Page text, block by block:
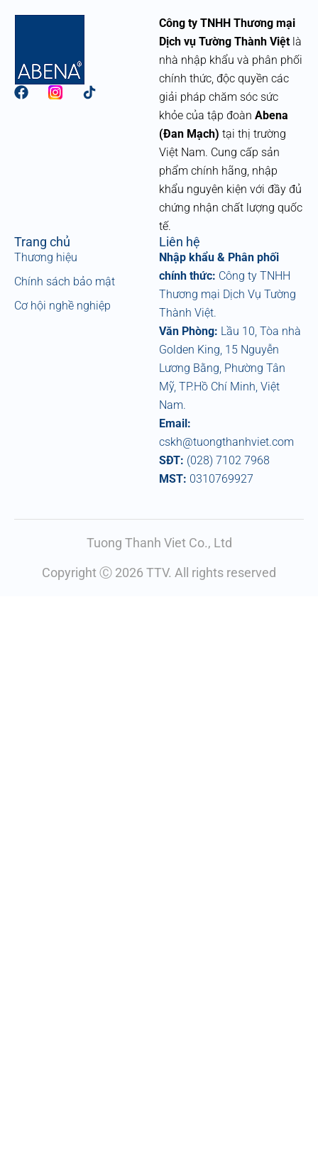
F
Công ty TNHH Thương mại
Dịch vụ Tường Thành Việtlà
nhà nhập khẩu và phân phối
chính thức, độc quyền các
giải pháp chăm sóc sức
khỏe của tập đoàn Abena
(Đan Mạch) tại thị trường
Việt Nam. Cung cấp sản
phẩm chính hãng, nhập
khẩu nguyên kiện với đầy đủ
chứng nhận chất lượng quốc
tế.
Trang chủ
Thương hiệu
Chính sách bảo mật
Cơ hội nghề nghiệp
Liên hệ
Nhập khẩu & Phân phối
chính thức: Công ty TNHH
Thương mại Dịch Vụ Tường
Thành Việt.
Văn Phòng: Lầu 10, Tòa nhà
Golden King, 15 Nguyễn
Lương Bằng, Phường Tân
Mỹ, TP.Hồ Chí Minh, Việt
Nam.
Email:
cskh@tuongthanhviet.com
SĐT: (028) 7102 7968
MST: 0310769927
Tuong Thanh Viet Co., Ltd
Copyright Ⓒ 2026 TTV. All rights reserved